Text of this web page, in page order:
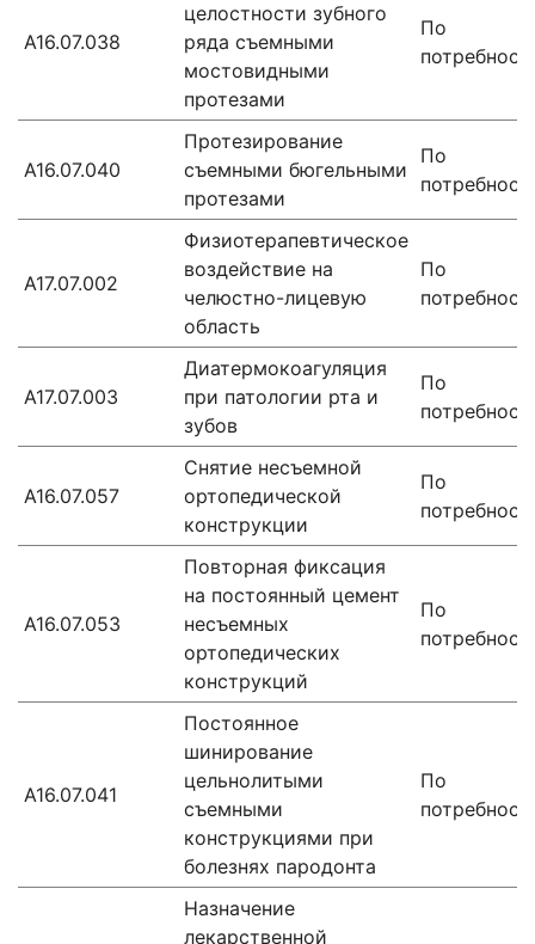
А16.07.038
целостности зубного
ряда съемными
мостовидными
протезами
По
А16.07.040
Протезирование
съемными бюгельными
протезами
По
А17.07.002
Физиотерапевтическое
воздействие на
челюстно-лицевую
область
По
А17.07.003
Диатермокоагуляция
при патологии рта и
зубов
По
A16.07.057
Снятие несъемной
ортопедической
конструкции
По
А16.07.053
Повторная фиксация
на постоянный цемент
несъемных
ортопедических
конструкций
По
А16.07.041
Постоянное
шинирование
цельнолитыми
съемными
конструкциями при
болезнях пародонта
По
Назначение
лекарственной